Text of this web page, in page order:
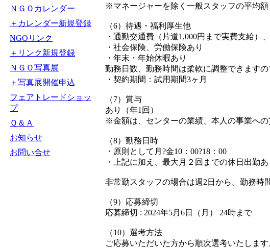
ＮＧＯカレンダー
＋カレンダー新規登録
NGOリンク
＋リンク新規登録
ＮＧＯ写真展
＋写真展開催申込
フェアトレードショッ
プ
Ｑ＆Ａ
お知らせ
お問い合せ
※マネージャーを除く一般スタッフの平均額
（6）待遇・福利厚生他
・通勤交通費（片道1,000円まで実費支給）
・社会保険、労働保険あり
・年末・年始休暇あり
勤務日数、勤務時間は柔軟に調整できます
・契約期間：試用期間3ヶ月
（7）賞与
あり（年1回）
※金額は、センターの業績、本人の事業へ
（8）勤務日時
・原則として月?金10：00?18：00
・上記に加え、最大月２回までの休日出勤あ
非常勤スタッフの場合は週2日から。勤務時
（9）応募締切
応募締切 : 2024年5月6日（月） 24時まで
（10）選考方法
ご応募いただいた方から順次選考いたします